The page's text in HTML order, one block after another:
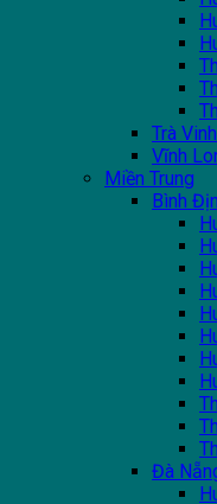
Trà Vinh
Vĩnh
Miền Trung
Bình
Đà